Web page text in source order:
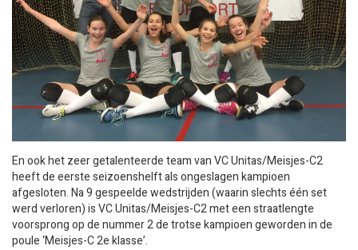
En ook het zeer getalenteerde team van VC Unitas/Meisjes-C2
heeft de eerste seizoenshelft als ongeslagen kampioen
afgesloten. Na 9 gespeelde wedstrijden (waarin slechts één set
werd verloren) is VC Unitas/Meisjes-C2 met een straatlengte
voorsprong op de nummer 2 de trotse kampioen geworden in de
poule ‘Meisjes-C 2e klasse’.